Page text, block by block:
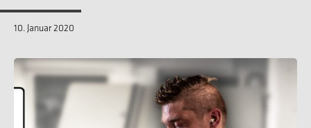
10. Januar 2020